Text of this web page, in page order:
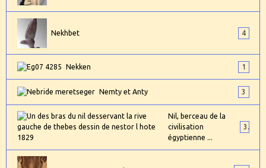
Nekhbet 4
Nekken 1
Nemty et Anty 3
Nil, berceau de la
civilisation
égyptienne ...
3